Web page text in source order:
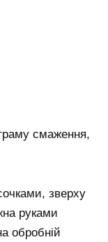
смаження,
зверху
руками
обробній